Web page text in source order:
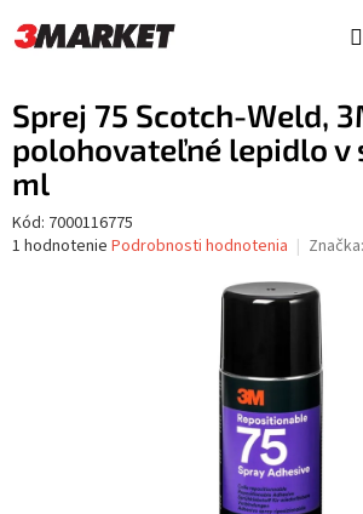
na
obsah
Sprej 75 Scotch-Weld,
polohovateľné lepidlo v
ml
Kód: 7000116775
Priemerné
1 hodnotenie Podrobnosti hodnotenia Značka: